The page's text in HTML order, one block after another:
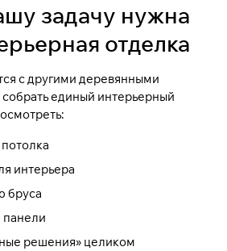
задачу нужна
отделка
с другими деревянными
единый интерьерный
интерьера
бруса
панели
решения» целиком